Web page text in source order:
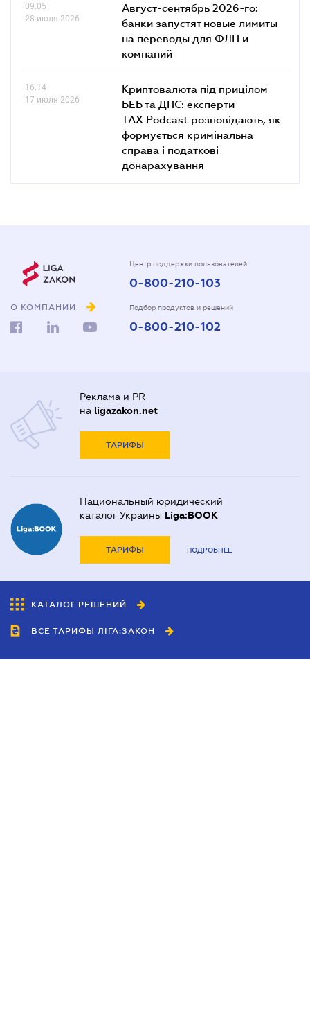
09.05
28 июля 2026
Август-сентябрь 2026-го:
банки запустят новые лимиты
на переводы для ФЛП и
компаний
16.14
17 июля 2026
Криптовалюта під прицілом
БЕБ та ДПС: експерти
TAX Podcast розповідають, як
формується кримінальна
справа і податкові
донарахування
О КОМПАНИИ
Центр поддержки пользователей
0-800-210-103
Подбор продуктов и решений
0-800-210-102
Реклама и PR
на ligazakon.net
ТАРИФЫ
Национальный юридический
каталог Украины Liga:BOOK
ТАРИФЫ ПОДРОБНЕЕ
КАТАЛОГ РЕШЕНИЙ
ВСЕ ТАРИФЫ ЛІГА:ЗАКОН